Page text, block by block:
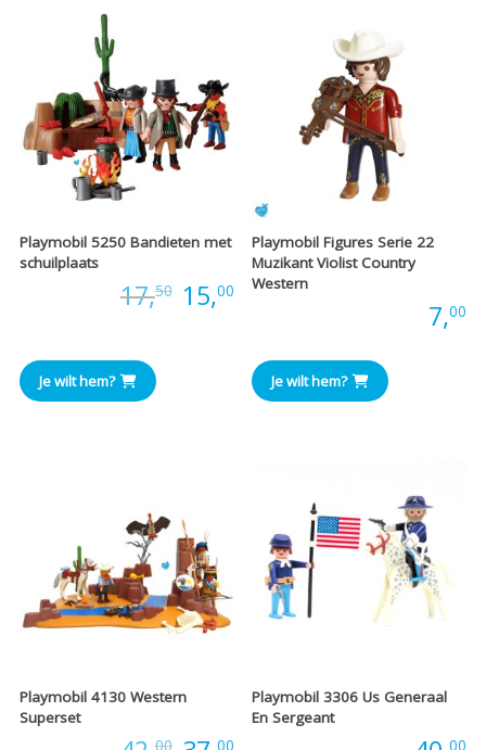
Playmobil 5250 Bandieten met
schuilplaats
17,50 Oorspronkelijke
15,00Huidige
is:
Je wilt hem?
Playmobil Figures Serie 22
Muzikant Violist Country
Western
7,00
Je wilt hem?
Playmobil 4130 Western
Superset
00 00
Playmobil 3306 Us Generaal
En Sergeant
00